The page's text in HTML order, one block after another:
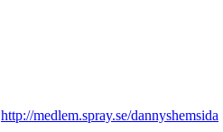
http://medlem.spray.se/dannyshemsida